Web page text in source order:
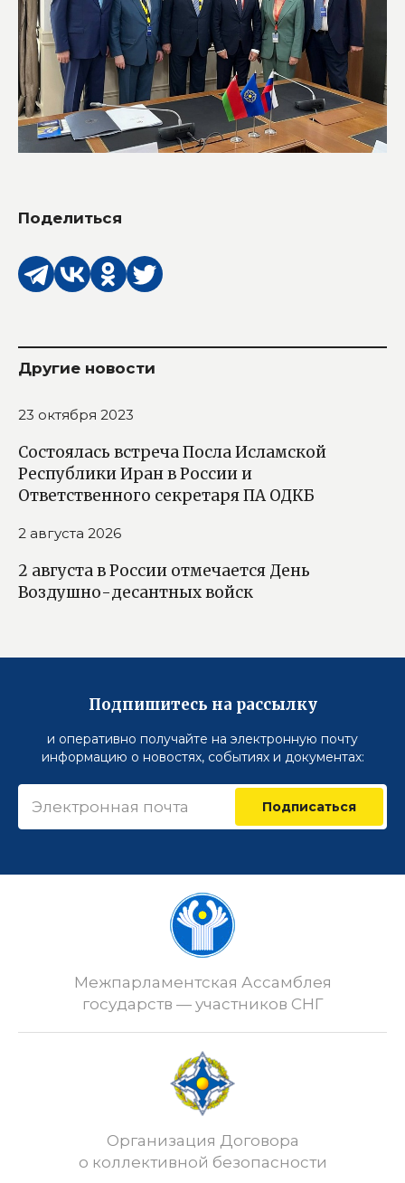
Поделиться
Другие новости
23 октября 2023
Состоялась встреча Посла Исламской
Республики Иран в России и
Ответственного секретаря ПА ОДКБ
2 августа 2026
2 августа в России отмечается День
Воздушно-десантных войск
Подпишитесь на рассылку
и оперативно получайте на электронную почту
информацию о новостях, событиях и документах:
Подписаться
Межпарламентская Ассамблея
государств — участников СНГ
Организация Договора
о коллективной безопасности